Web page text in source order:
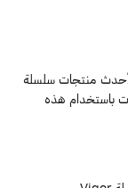
منتجاتسلسلة
باستخدامهذه